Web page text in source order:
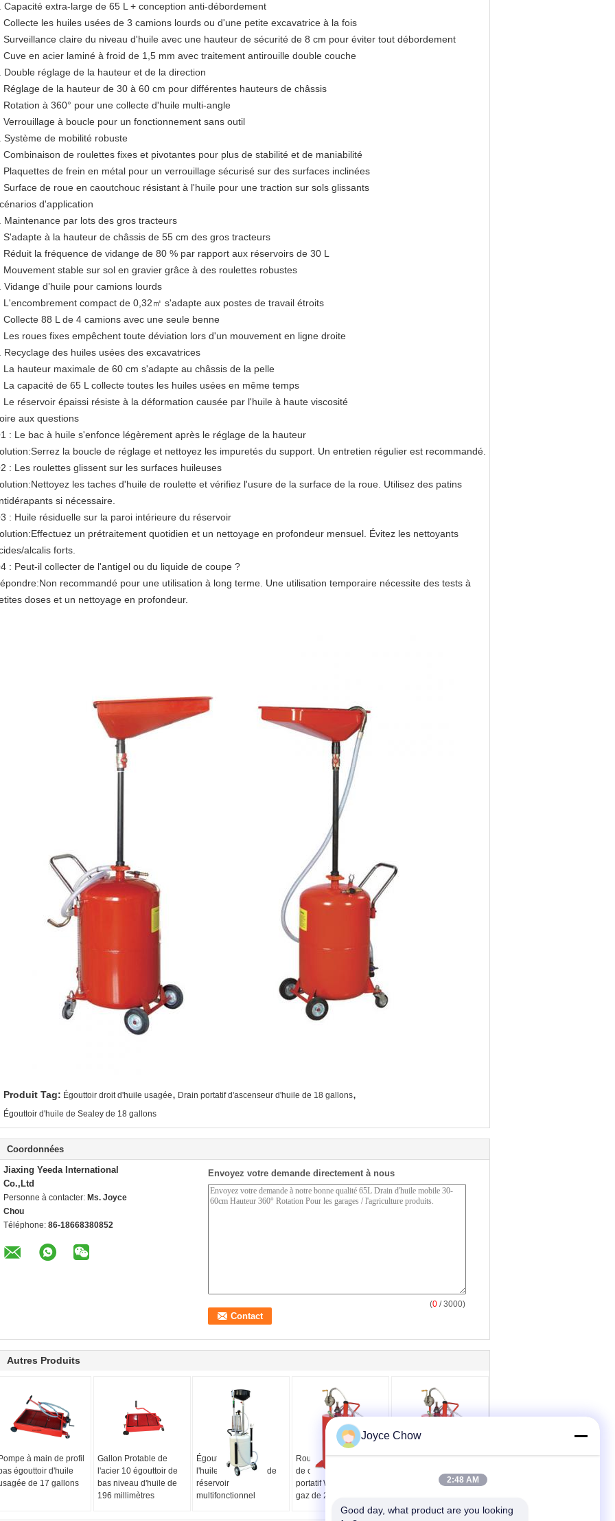
Capacité extra-large de 65 L + conception anti-débordement
Collecte les huiles usées de 3 camions lourds ou d'une petite excavatrice à la fois
Surveillance claire du niveau d'huile avec une hauteur de sécurité de 8 cm pour éviter tout débordement
Cuve en acier laminé à froid de 1,5 mm avec traitement antirouille double couche
Double réglage de la hauteur et de la direction
Réglage de la hauteur de 30 à 60 cm pour différentes hauteurs de châssis
Rotation à 360° pour une collecte d'huile multi-angle
Verrouillage à boucle pour un fonctionnement sans outil
Système de mobilité robuste
Combinaison de roulettes fixes et pivotantes pour plus de stabilité et de maniabilité
Plaquettes de frein en métal pour un verrouillage sécurisé sur des surfaces inclinées
Surface de roue en caoutchouc résistant à l'huile pour une traction sur sols glissants
d'application
Maintenance par lots des gros tracteurs
S'adapte à la hauteur de châssis de 55 cm des gros tracteurs
Réduit la fréquence de vidange de 80 % par rapport aux réservoirs de 30 L
Mouvement stable sur sol en gravier grâce à des roulettes robustes
Vidange d’huile pour camions lourds
L'encombrement compact de 0,32㎡ s'adapte aux postes de travail étroits
Collecte 88 L de 4 camions avec une seule benne
Les roues fixes empêchent toute déviation lors d'un mouvement en ligne droite
Recyclage des huiles usées des excavatrices
La hauteur maximale de 60 cm s'adapte au châssis de la pelle
La capacité de 65 L collecte toutes les huiles usées en même temps
Le réservoir épaissi résiste à la déformation causée par l'huile à haute viscosité
aux questions
: Le bac à huile s'enfonce légèrement après le réglage de la hauteur
Serrez la boucle de réglage et nettoyez les impuretés du support. Un entretien régulier est recommandé.
: Les roulettes glissent sur les surfaces huileuses
Nettoyez les taches d'huile de roulette et vérifiez l'usure de la surface de la roue. Utilisez des patins
si nécessaire.
: Huile résiduelle sur la paroi intérieure du réservoir
Effectuez un prétraitement quotidien et un nettoyage en profondeur mensuel. Évitez les nettoyants
alcalis forts.
: Peut-il collecter de l'antigel ou du liquide de coupe ?
Non recommandé pour une utilisation à long terme. Une utilisation temporaire nécessite des tests à
doses et un nettoyage en profondeur.
Produit Tag: Égouttoir droit d'huile usagée, Drain portatif d'ascenseur d'huile de 18 gallons,
Égouttoir d'huile de Sealey de 18 gallons
Coordonnées
Jiaxing Yeeda International
Co.,Ltd
Personne à contacter: Ms. Joyce
Chou
Téléphone: 86-18668380852
Envoyez votre demande directement à nous
(0 / 3000)
Autres Produits
à main de profil
égouttoir d'huile
de 17 gallons
Gallon Protable de
l'acier 10 égouttoir de
bas niveau d'huile de
196 millimètres
Égouttoir blanc de
l'huile usagée 90L de
réservoir
multifonctionnel
Roulement de transfert
de carburant chariot
portatif With Pump de
gaz de 20 gallons
Pompe de transfert de
de roulement d'huile
Joyce Chow
2:48 AM
Good day, what product are you looking